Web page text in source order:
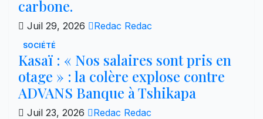
carbone.
Juil 29, 2026 Redac Redac
SOCIÉTÉ
Kasaï : « Nos salaires sont pris en
otage » : la colère explose contre
ADVANS Banque à Tshikapa
Juil 23, 2026 Redac Redac